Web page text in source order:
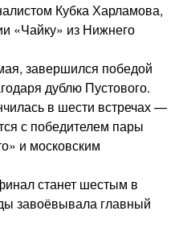
Кубка Харламова,
«Чайку» из Нижнего
завершился победой
дублю Пустового.
в шести встречах —
с победителем пары
и московским
станет шестым в
завоёвывала главный